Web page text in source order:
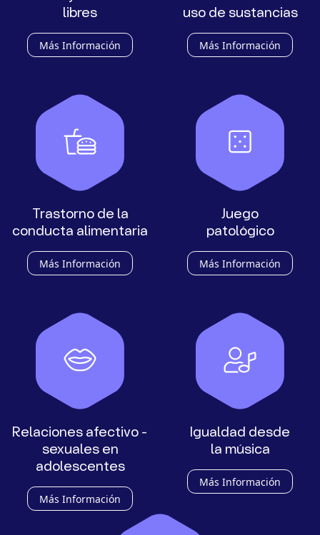
libres
Más Información
uso de sustancias
Más Información
Trastorno de la
conducta alimentaria
Más Información
Juego
patológico
Más Información
Relaciones afectivo -
sexuales en
adolescentes
Más Información
Igualdad desde
la música
Más Información